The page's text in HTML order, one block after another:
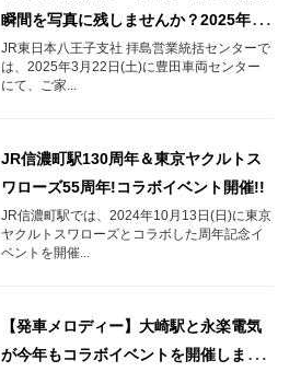
瞬間を写真に残しませんか？2025年3
月22日(土)にメモリアルフォトイベン
トを開催
JR東日本八王子支社 拝島営業統括センターで
は、2025年3月22日(土)に​豊田車両センター
にて、ご家...
JR信濃町駅130周年＆東京ヤクルトス
ワローズ55周年!コラボイベント開催!!
JR信濃町駅では、2024年10月13日(日)に東京
ヤクルトスワローズとコラボした周年記念イ
ベントを開催...
【発車メロディー】大崎駅と永楽電気
が今年もコラボイベントを開催しま